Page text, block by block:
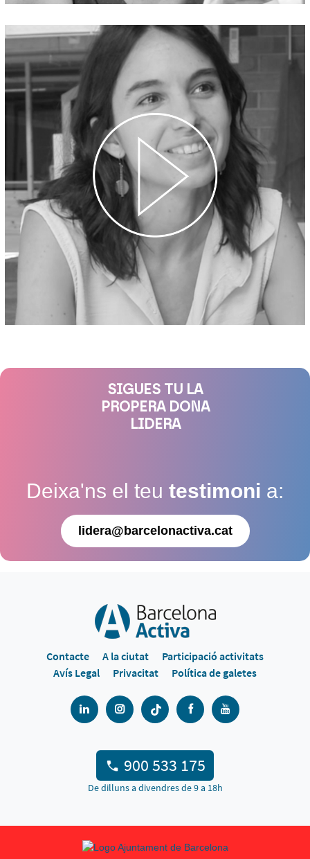
SIGUES TU LA
PROPERA DONA
LIDERA
Deixa'ns el teu testimoni a:
lidera@barcelonactiva.cat
Contacte A la ciutat
Participació activitats
Avís Legal
Privacitat Política de galetes
900 533 175
De dilluns a divendres de 9 a 18h